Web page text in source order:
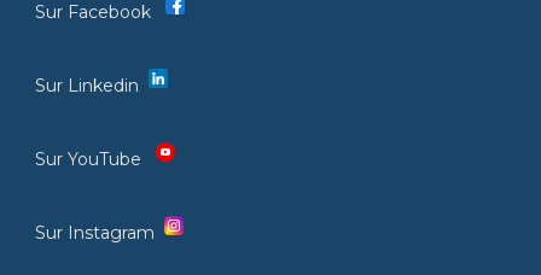
Sur Facebook
Sur Linkedin
Sur YouTube
Sur Instagram